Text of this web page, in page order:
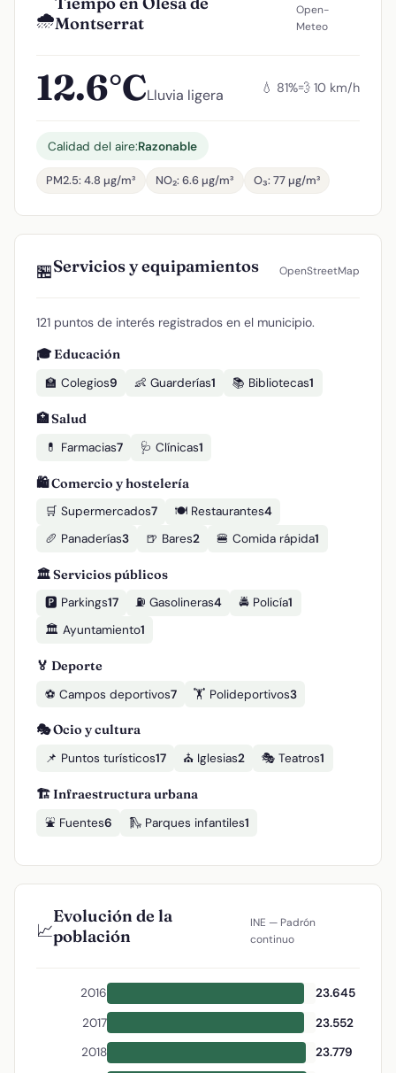
🌧️Montserrat
Open-
Meteo
12.6°CLluvia ligera 💧 81%💨 10 km/h
Calidad del aire:Razonable
PM2.5: 4.8 µg/m³ NO₂: 6.6 µg/m³ O₃: 77 µg/m³
🏪Servicios y equipamientos OpenStreetMap
121 puntos de interés registrados en el municipio.
🎓 Educación
🏫 Colegios9 👶 Guarderías1 📚 Bibliotecas1
🏥 Salud
💊 Farmacias7 🩺 Clínicas1
🛍️ Comercio y hostelería
🛒 Supermercados7 🍽️ Restaurantes4
🥖 Panaderías3 🍺 Bares2 🍔 Comida rápida1
🏛️ Servicios públicos
🅿️ Parkings17 ⛽ Gasolineras4 🚔 Policía1
🏛️ Ayuntamiento1
🏅 Deporte
⚽ Campos deportivos7 🏋️ Polideportivos3
🎭 Ocio y cultura
📌 Puntos turísticos17 ⛪ Iglesias2 🎭 Teatros1
🏗️ Infraestructura urbana
⛲ Fuentes6 🛝 Parques infantiles1
📈
Evolución de la
población
INE — Padrón
continuo
2016
23.645
2017
23.552
2018
23.779